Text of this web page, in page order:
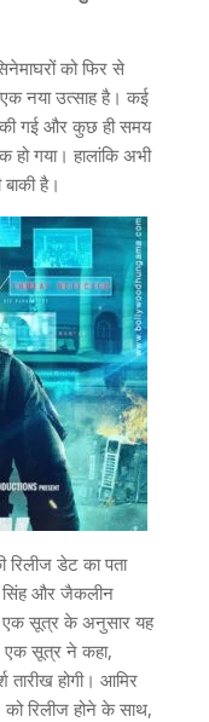
को फिर से
एक नया उत्साह है। कई
की गई और कुछ ही समय
गया। हालांकि अभी
है।
रिलीज डेट का पता
सिंह और जैकलीन
एक सूत्र के अनुसार यह
एक सूत्र ने कहा,
तारीख होगी। आमिर
रिलीज होने के साथ,